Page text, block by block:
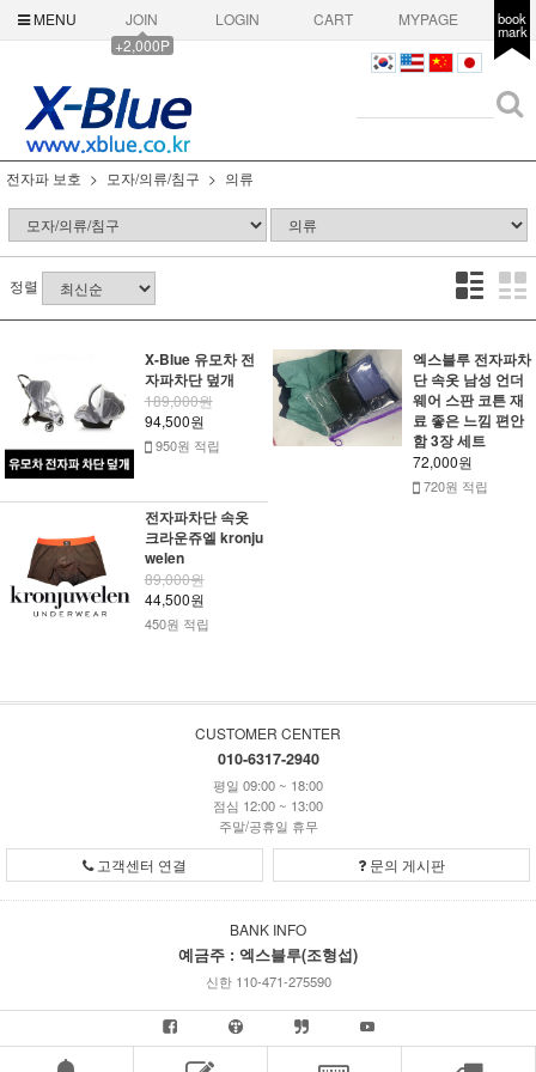
MENU
JOIN
+2,000P
LOGIN CART MYPAGE book
mark
전자파 보호 모자/의류/침구 의류
정렬
X-Blue 유모차 전
자파차단 덮개
189,000원
94,500원
950원 적립
엑스블루 전자파차
단 속옷 남성 언더
웨어 스판 코튼 재
료 좋은 느낌 편안
함 3장 세트
72,000원
720원 적립
전자파차단 속옷
크라운쥬엘 kronju
welen
89,000원
44,500원
450원 적립
CUSTOMER CENTER
010-6317-2940
평일 09:00 ~ 18:00
점심 12:00 ~ 13:00
주말/공휴일 휴무
고객센터 연결 문의 게시판
BANK INFO
예금주 : 엑스블루(조형섭)
신한 110-471-275590